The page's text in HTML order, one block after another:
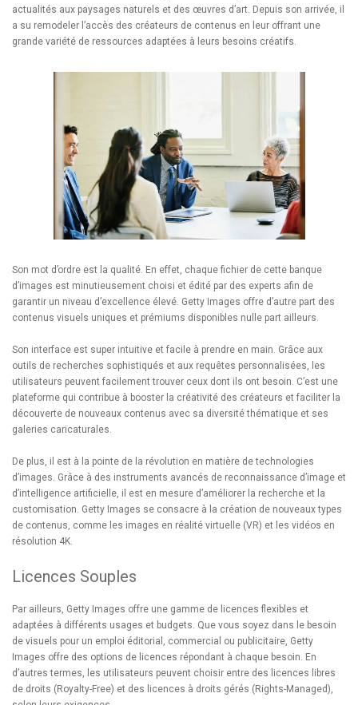
actualités aux paysages naturels et des œuvres d’art. Depuis son arrivée, il
a su remodeler l’accès des créateurs de contenus en leur offrant une
grande variété de ressources adaptées à leurs besoins créatifs.
Son mot d’ordre est la qualité. En effet, chaque fichier de cette banque
d’images est minutieusement choisi et édité par des experts afin de
garantir un niveau d’excellence élevé. Getty Images offre d’autre part des
contenus visuels uniques et prémiums disponibles nulle part ailleurs.
Son interface est super intuitive et facile à prendre en main. Grâce aux
outils de recherches sophistiqués et aux requêtes personnalisées, les
utilisateurs peuvent facilement trouver ceux dont ils ont besoin. C’est une
plateforme qui contribue à booster la créativité des créateurs et faciliter la
découverte de nouveaux contenus avec sa diversité thématique et ses
galeries caricaturales.
De plus, il est à la pointe de la révolution en matière de technologies
d’images. Grâce à des instruments avancés de reconnaissance d’image et
d’intelligence artificielle, il est en mesure d’améliorer la recherche et la
customisation. Getty Images se consacre à la création de nouveaux types
de contenus, comme les images en réalité virtuelle (VR) et les vidéos en
résolution 4K.
Licences Souples
Par ailleurs, Getty Images offre une gamme de licences flexibles et
adaptées à différents usages et budgets. Que vous soyez dans le besoin
de visuels pour un emploi éditorial, commercial ou publicitaire, Getty
Images offre des options de licences répondant à chaque besoin. En
d’autres termes, les utilisateurs peuvent choisir entre des licences libres
de droits (Royalty-Free) et des licences à droits gérés (Rights-Managed),